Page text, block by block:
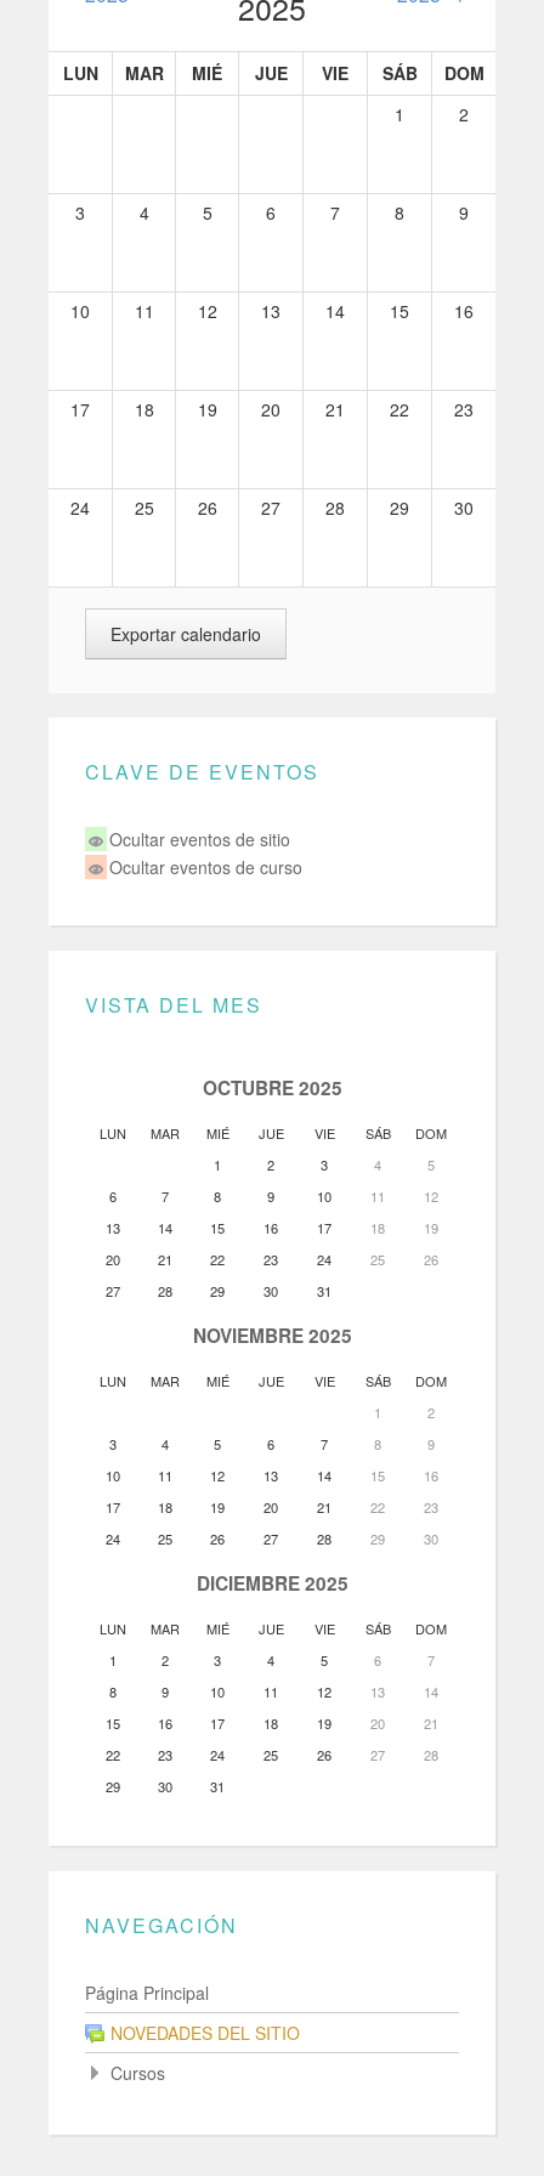
LUN MAR MIÉ JUE VIE SÁB
DOM
1
2
3 4 5 6 7 8 9
10 11 12 13 14 15 16
17 18 19 20 21 22 23
24 25 26 27 28 29 30
CLAVE DE EVENTOS
Ocultar eventos de sitio
Ocultar eventos de curso
VISTA DEL MES
OCTUBRE 2025
LUN MAR MIÉ JUE VIE SÁB
DOM
1
2 3 4
5
6
7 8 9 10 11
12
13
14 15 16 17 18
19
20
21 22 23 24 25
26
27
28 29 30 31
NOVIEMBRE 2025
LUN MAR MIÉ JUE VIE SÁB
DOM
1
2
3
4 5 6 7 8
9
10
11 12 13 14 15
16
17
18 19 20 21 22
23
24
25 26 27 28 29 30
DICIEMBRE 2025
LUN MAR MIÉ JUE VIE SÁB
DOM
1
2 3 4 5 6
7
8
9 10 11 12 13
14
15
16 17 18 19 20
21
22
23 24 25 26 27
28
29
30 31
NAVEGACIÓN
Página Principal
NOVEDADES DEL SITIO
Cursos